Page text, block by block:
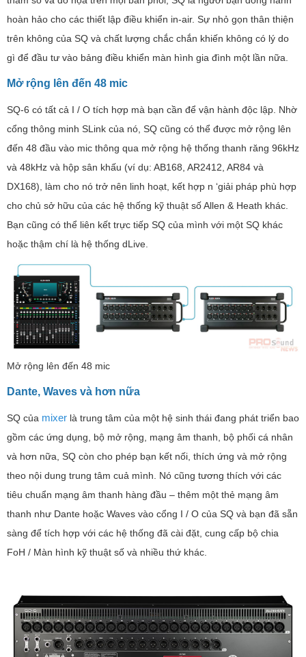
hoàn hảo cho các thiết lập điều khiển in-air. Sự nhỏ gọn thân thiện
trên không của SQ và chất lượng chắc chắn khiến không có lý do
gì để đầu tư vào bảng điều khiển màn hình gia đình một lần nữa.
Mở rộng lên đến 48 mic
SQ-6 có tất cả I / O tích hợp mà bạn cần để vận hành độc lập. Nhờ
cổng thông minh SLink của nó, SQ cũng có thể được mở rộng lên
đến 48 đầu vào mic thông qua mở rộng hệ thống thanh răng 96kHz
và 48kHz và hộp sân khấu (ví dụ: AB168, AR2412, AR84 và
DX168), làm cho nó trở nên linh hoạt, kết hợp n ‘giải pháp phù hợp
cho chủ sở hữu của các hệ thống kỹ thuật số Allen & Heath khác.
Bạn cũng có thể liên kết trực tiếp SQ của mình với một SQ khác
hoặc thậm chí là hệ thống dLive.
Mở rộng lên đến 48 mic
Dante, Waves và hơn nữa
SQ của mixer là trung tâm của một hệ sinh thái đang phát triển bao
gồm các ứng dụng, bộ mở rộng, mạng âm thanh, bộ phối cá nhân
và hơn nữa, SQ còn cho phép bạn kết nối, thích ứng và mở rộng
theo nội dung trung tâm cuả mình. Nó cũng tương thích với các
tiêu chuẩn mạng âm thanh hàng đầu – thêm một thẻ mạng âm
thanh như Dante hoặc Waves vào cổng I / O của SQ và bạn đã sẵn
sàng để tích hợp với các hệ thống đã cài đặt, cung cấp bộ chia
FoH / Màn hình kỹ thuật số và nhiều thứ khác.